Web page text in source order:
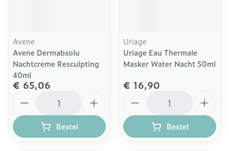
Avene
Avene Dermabsolu
Nachtcreme Resculpting
40ml
€ 65,06
Bestel
Uriage
Uriage Eau Thermale
Masker Water Nacht 50ml
€ 16,90
Bestel